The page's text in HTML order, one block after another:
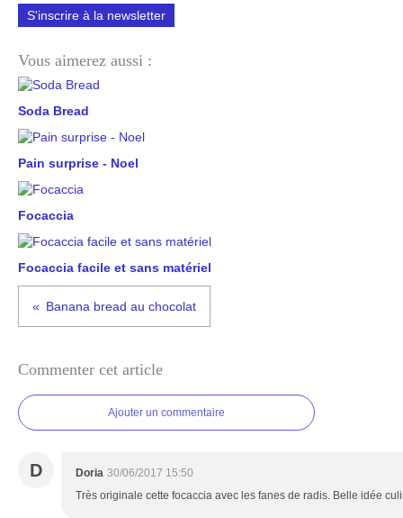
S'inscrire à la newsletter
Vous aimerez aussi :
Soda Bread
Pain surprise - Noel
Focaccia
Focaccia facile et sans matériel
Banana bread au chocolat
Commenter cet article
Ajouter un commentaire
D Doria 30/06/2017 15:50
Très originale cette focaccia avec les fanes de radis. Belle idée